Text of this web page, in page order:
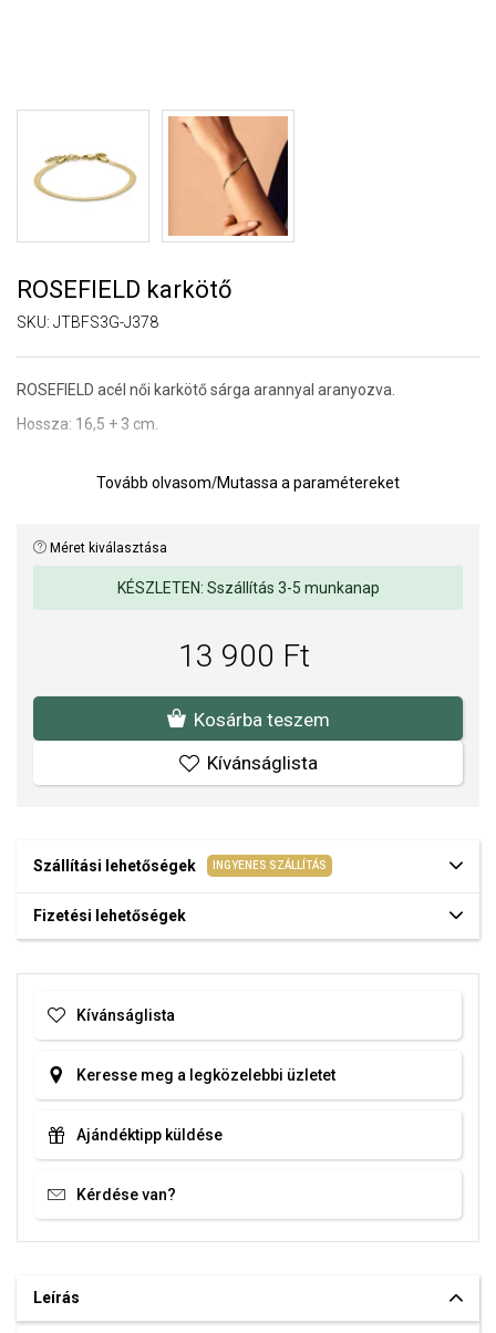
ROSEFIELD karkötő
SKU: JTBFS3G-J378
ROSEFIELD acél női karkötő sárga arannyal aranyozva.
Hossza: 16,5 + 3 cm.
Tovább olvasom/Mutassa a paramétereket
Méret kiválasztása
KÉSZLETEN: Sszállítás 3-5 munkanap
13 900 Ft
Kosárba teszem
Kívánságlista
Szállítási lehetőségek INGYENES SZÁLLÍTÁS
Fizetési lehetőségek
Kívánságlista
Keresse meg a legközelebbi üzletet
Ajándéktipp küldése
Kérdése van?
Leírás